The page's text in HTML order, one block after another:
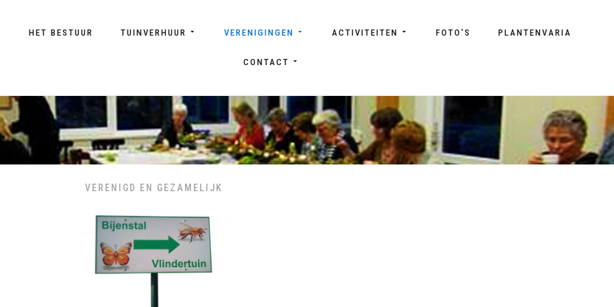
HET BESTUUR TUINVERHUUR VERENIGINGEN ACTIVITEITEN FOTO'S PLANTENVARIA
CONTACT
VERENIGD EN GEZAMELIJK